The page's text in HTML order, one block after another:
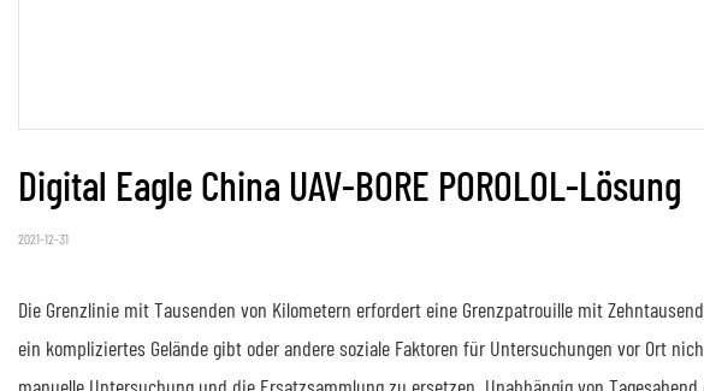
Digital Eagle China UAV-BORE POROLOL-Lösung
2021-12-31
Die Grenzlinie mit Tausenden von Kilometern erfordert eine Grenzpatrouille mit
ein kompliziertes Gelände gibt oder andere soziale Faktoren für Untersuchungen vor Ort
manuelle Untersuchung und die Ersatzsammlung zu ersetzen. Unabhängig von